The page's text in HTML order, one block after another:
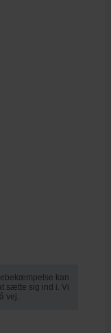
kan
sætte sig ind i. Vi
vej.